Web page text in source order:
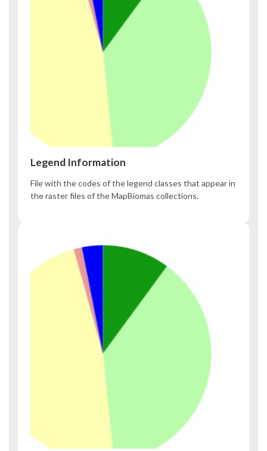
Legend Information
File with the codes of the legend classes that appear in
the raster files of the MapBiomas collections.